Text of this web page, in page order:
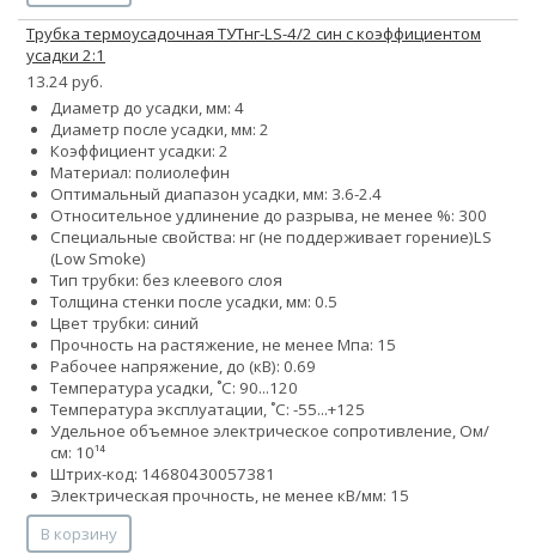
Трубка термоусадочная ТУТнг-LS-4/2 син с коэффициентом
усадки 2:1
13.24 руб.
Диаметр до усадки, мм: 4
Диаметр после усадки, мм: 2
Коэффициент усадки: 2
Материал: полиолефин
Оптимальный диапазон усадки, мм: 3.6-2.4
Относительное удлинение до разрыва, не менее %: 300
Специальные свойства: нг (не поддерживает горение)LS
(Low Smoke)
Тип трубки: без клеевого слоя
Толщина стенки после усадки, мм: 0.5
Цвет трубки: синий
Прочность на растяжение, не менее Мпа: 15
Рабочее напряжение, до (кВ): 0.69
Температура усадки, ˚С: 90...120
Температура эксплуатации, ˚С: -55...+125
Удельное объемное электрическое сопротивление, Ом/
см: 10¹⁴
Штрих-код: 14680430057381
Электрическая прочность, не менее кВ/мм: 15
В корзину